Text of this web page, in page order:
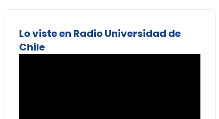
Lo viste en Radio Universidad de
Chile